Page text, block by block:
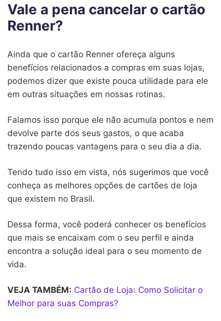
Vale a pena cancelar o cartão
Renner?
Ainda que o cartão Renner ofereça alguns
benefícios relacionados a compras em suas lojas,
podemos dizer que existe pouca utilidade para ele
em outras situações em nossas rotinas.
Falamos isso porque ele não acumula pontos e nem
devolve parte dos seus gastos, o que acaba
trazendo poucas vantagens para o seu dia a dia.
Tendo tudo isso em vista, nós sugerimos que você
conheça as melhores opções de cartões de loja
que existem no Brasil.
Dessa forma, você poderá conhecer os benefícios
que mais se encaixam com o seu perfil e ainda
encontra a solução ideal para o seu momento de
vida.
VEJA TAMBÉM: Cartão de Loja: Como Solicitar o
Melhor para suas Compras?